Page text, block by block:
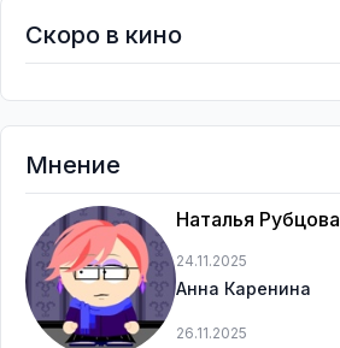
Скоро в кино
Мнение
Наталья Рубцова
24.11.2025
Анна Каренина
26.11.2025